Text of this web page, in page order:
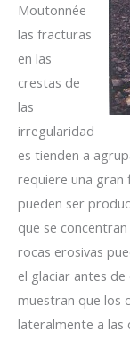
Moutonnée
las fracturas
en las
crestas de
las
irregularidad
es tienden a
requiere una gran
pueden ser
que se
rocas erosivas
el glaciar antes
muestran que los
lateralmente a las